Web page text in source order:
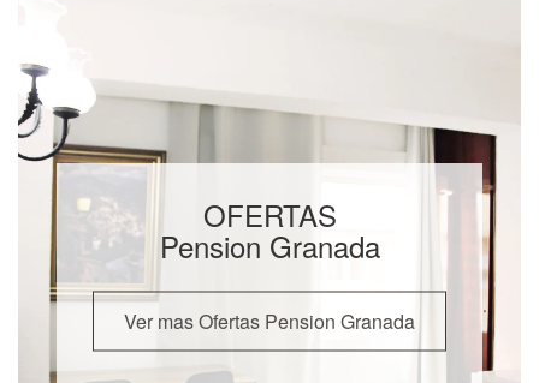
OFERTAS
Pension Granada
Ver mas Ofertas Pension Granada